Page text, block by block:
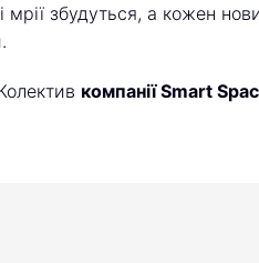
мрії збудуться, а кожен
компанії Smart